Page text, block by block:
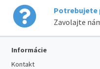
Potrebujete
Zavolajte
Informácie
Kontakt